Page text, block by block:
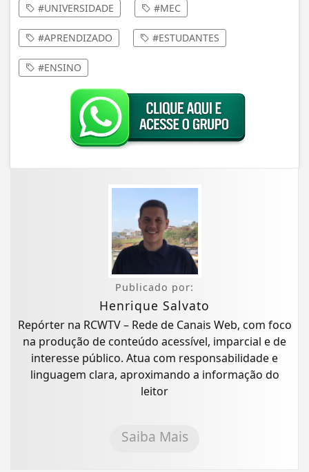
#UNIVERSIDADE #MEC
#APRENDIZADO #ESTUDANTES
#ENSINO
Publicado por:
Henrique Salvato
Repórter na RCWTV – Rede de Canais Web, com foco
na produção de conteúdo acessível, imparcial e de
interesse público. Atua com responsabilidade e
linguagem clara, aproximando a informação do
leitor
Saiba Mais